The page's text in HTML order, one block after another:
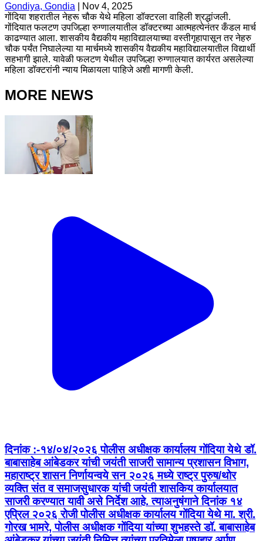
Gondiya, Gondia
Nov 4, 2025
गोंदिया शहरातील नेहरू चौक येथे महिला डॉक्टरला वाहिली श्रद्धांजली.
गोंदियात फलटण उपजिल्हा रुग्णालयातील डॉक्टरच्या आत्महत्येनंतर कँडल मार्च
काढण्यात आला. शासकीय वैद्यकीय महाविद्यालयाच्या वस्तीगृहापासून तर नेहरु
चौक पर्यंत निघालेल्या या मार्चमध्ये शासकीय वैद्यकीय महाविद्यालयातील विद्यार्थी
सहभागी झाले. यावेळी फलटण येथील उपजिल्हा रुग्णालयात कार्यरत असलेल्या
महिला डॉक्टरांनी न्याय मिळायला पाहिजे अशी मागणी केली.
MORE NEWS
दिनांक :-१४/०४/२०२६ पोलीस अधीक्षक कार्यालय गोंदिया येथे डॉ.
बाबासाहेब आंबेडकर यांची जयंती साजरी सामान्य प्रशासन विभाग,
महाराष्ट्र शासन निर्णायन्वये सन २०२६ मध्ये राष्ट्र पुरुष/थोर
व्यक्ति संत व समाजसुधारक यांची जयंती शासकिय कार्यालयात
साजरी करण्यात यावी असे निर्देश आहे. त्याअनुषंगाने दिनांक १४
एप्रिल २०२६ रोजी पोलीस अधीक्षक कार्यालय गोंदिया येथे मा. श्री.
गोरख भामरे, पोलीस अधीक्षक गोंदिया यांच्या शुभहस्ते डॉ. बाबासाहेब